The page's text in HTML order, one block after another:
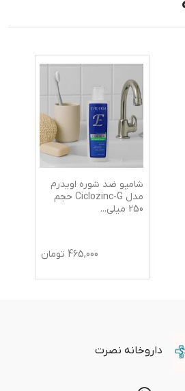
شامپو ضد شوره اویدرم
مدل Ciclozinc-G حجم
250 میلی‌
...
465,000 تومان
داروخانه نصرت